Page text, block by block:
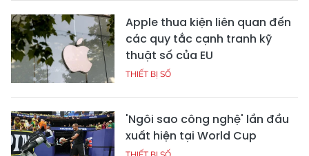
Apple thua kiện liên quan đến
các quy tắc cạnh tranh kỹ
thuật số của EU
THIẾT BỊ SỐ
'Ngôi sao công nghệ' lần đầu
xuất hiện tại World Cup